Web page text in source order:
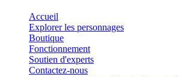
Accueil
Explorer les personnages
Boutique
Fonctionnement
Soutien d'experts
Contactez-nous